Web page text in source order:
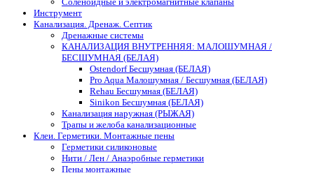
Инструмент
Канализация. Дренаж. Септик
Дренажные системы
КАНАЛИЗАЦИЯ ВНУТРЕННЯЯ: МАЛОШУМНАЯ /
БЕСШУМНАЯ (БЕЛАЯ)
Ostendorf Бесшумная (БЕЛАЯ)
Pro Aqua Малошумная / Бесшумная (БЕЛАЯ)
Rehau Бесшумная (БЕЛАЯ)
Sinikon Бесшумная (БЕЛАЯ)
Канализация наружная (РЫЖАЯ)
Трапы и желоба канализационные
Клеи. Герметики. Монтажные пены
Герметики силиконовые
Нити / Лен / Анаэробные герметики
Пены монтажные